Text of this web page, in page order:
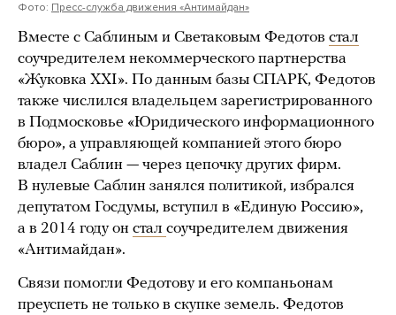
Фото: Пресс-служба движения «Антимайдан»
Вместе с Саблиным и Светаковым Федотов стал
соучредителем некоммерческого партнерства
«Жуковка XXI». По данным базы СПАРК, Федотов
также числился владельцем зарегистрированного
в Подмосковье «Юридического информационного
бюро», а управляющей компанией этого бюро
владел Саблин — через цепочку других фирм.
В нулевые Саблин занялся политикой, избрался
депутатом Госдумы, вступил в «Единую Россию»,
а в 2014 году он стал соучредителем движения
«Антимайдан».
Связи помогли Федотову и его компаньонам
преуспеть не только в скупке земель. Федотов